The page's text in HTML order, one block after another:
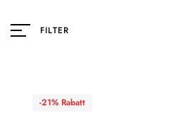
FILTER
-21% Rabatt